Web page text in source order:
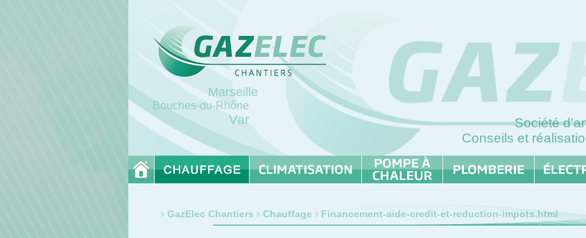
Marseille
Bouches-du-Rhône
Var
Société
Conseils et
GazElec Chantiers Chauffage Financement-aide-credit-et-reduction-impots.html